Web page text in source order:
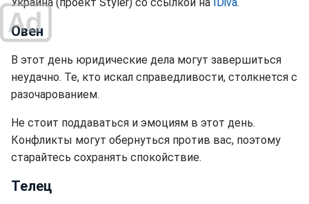
Овен
В этот день юридические дела могут завершиться
неудачно. Те, кто искал справедливости, столкнется с
разочарованием.
Не стоит поддаваться и эмоциям в этот день.
Конфликты могут обернуться против вас, поэтому
старайтесь сохранять спокойствие.
Телец